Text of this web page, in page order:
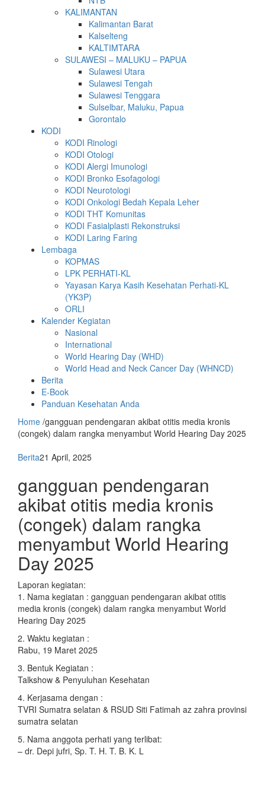
KALIMANTAN
Kalimantan Barat
Kalselteng
KALTIMTARA
SULAWESI – MALUKU – PAPUA
Sulawesi Utara
Sulawesi Tengah
Sulawesi Tenggara
Sulselbar, Maluku, Papua
Gorontalo
KODI
KODI Rinologi
KODI Otologi
KODI Alergi Imunologi
KODI Bronko Esofagologi
KODI Neurotologi
KODI Onkologi Bedah Kepala Leher
KODI THT Komunitas
KODI Fasialplasti Rekonstruksi
KODI Laring Faring
Lembaga
KOPMAS
LPK PERHATI-KL
Yayasan Karya Kasih Kesehatan Perhati-KL
(YK3P)
ORLI
Kalender Kegiatan
Nasional
International
World Hearing Day (WHD)
World Head and Neck Cancer Day (WHNCD)
Berita
E-Book
Panduan Kesehatan Anda
Home /gangguan pendengaran akibat otitis media kronis
(congek) dalam rangka menyambut World Hearing Day 2025
Berita21 April, 2025
gangguan pendengaran
akibat otitis media kronis
(congek) dalam rangka
menyambut World Hearing
Day 2025
Laporan kegiatan:
1. Nama kegiatan : gangguan pendengaran akibat otitis
media kronis (congek) dalam rangka menyambut World
Hearing Day 2025
2. Waktu kegiatan :
Rabu, 19 Maret 2025
3. Bentuk Kegiatan :
Talkshow & Penyuluhan Kesehatan
4. Kerjasama dengan :
TVRI Sumatra selatan & RSUD Siti Fatimah az zahra provinsi
sumatra selatan
5. Nama anggota perhati yang terlibat:
– dr. Depi jufri, Sp. T. H. T. B. K. L